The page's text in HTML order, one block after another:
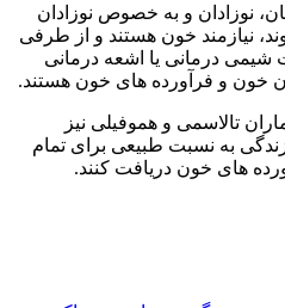
نوزادان و به خصوص نوزادان
نیازمند خون هستند و از طرفی
شیمی درمانی یا اشعه درمانی
خون و فرآورده های خون هستند.
تالاسمی و هموفیلی نیز
به نسبت طبیعی برای تمام
های خون دریافت کنند.